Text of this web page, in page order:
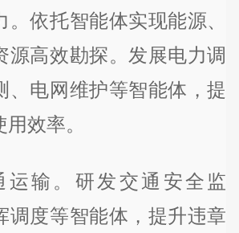
。依托智能体实现能源、
源高效勘探。发展电力调
、电网维护等智能体，提
效率。
输。研发交通安全监
调度等智能体，提升违章